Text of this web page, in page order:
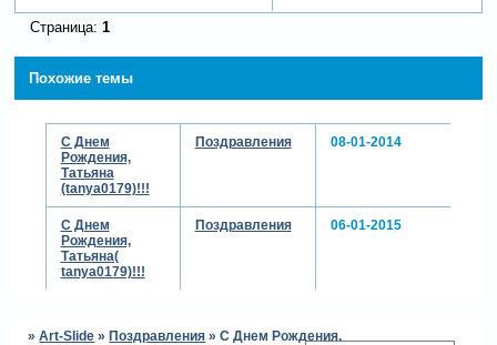
Страница: 1
Похожие темы
С Днем
Рождения,
Татьяна
(tanya0179)!!!
Поздравления 08-01-2014
С Днем
Рождения,
Татьяна(
tanya0179)!!!
Поздравления 06-01-2015
»Art-Slide » Поздравления »С Днем Рождения,